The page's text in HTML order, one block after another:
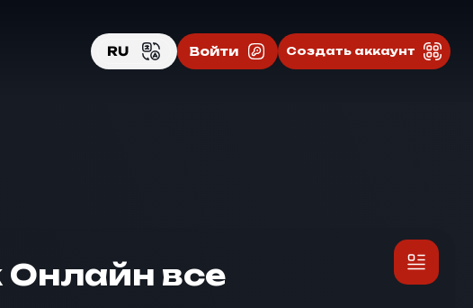
RU Войти Создать аккаунт
Онлайн все